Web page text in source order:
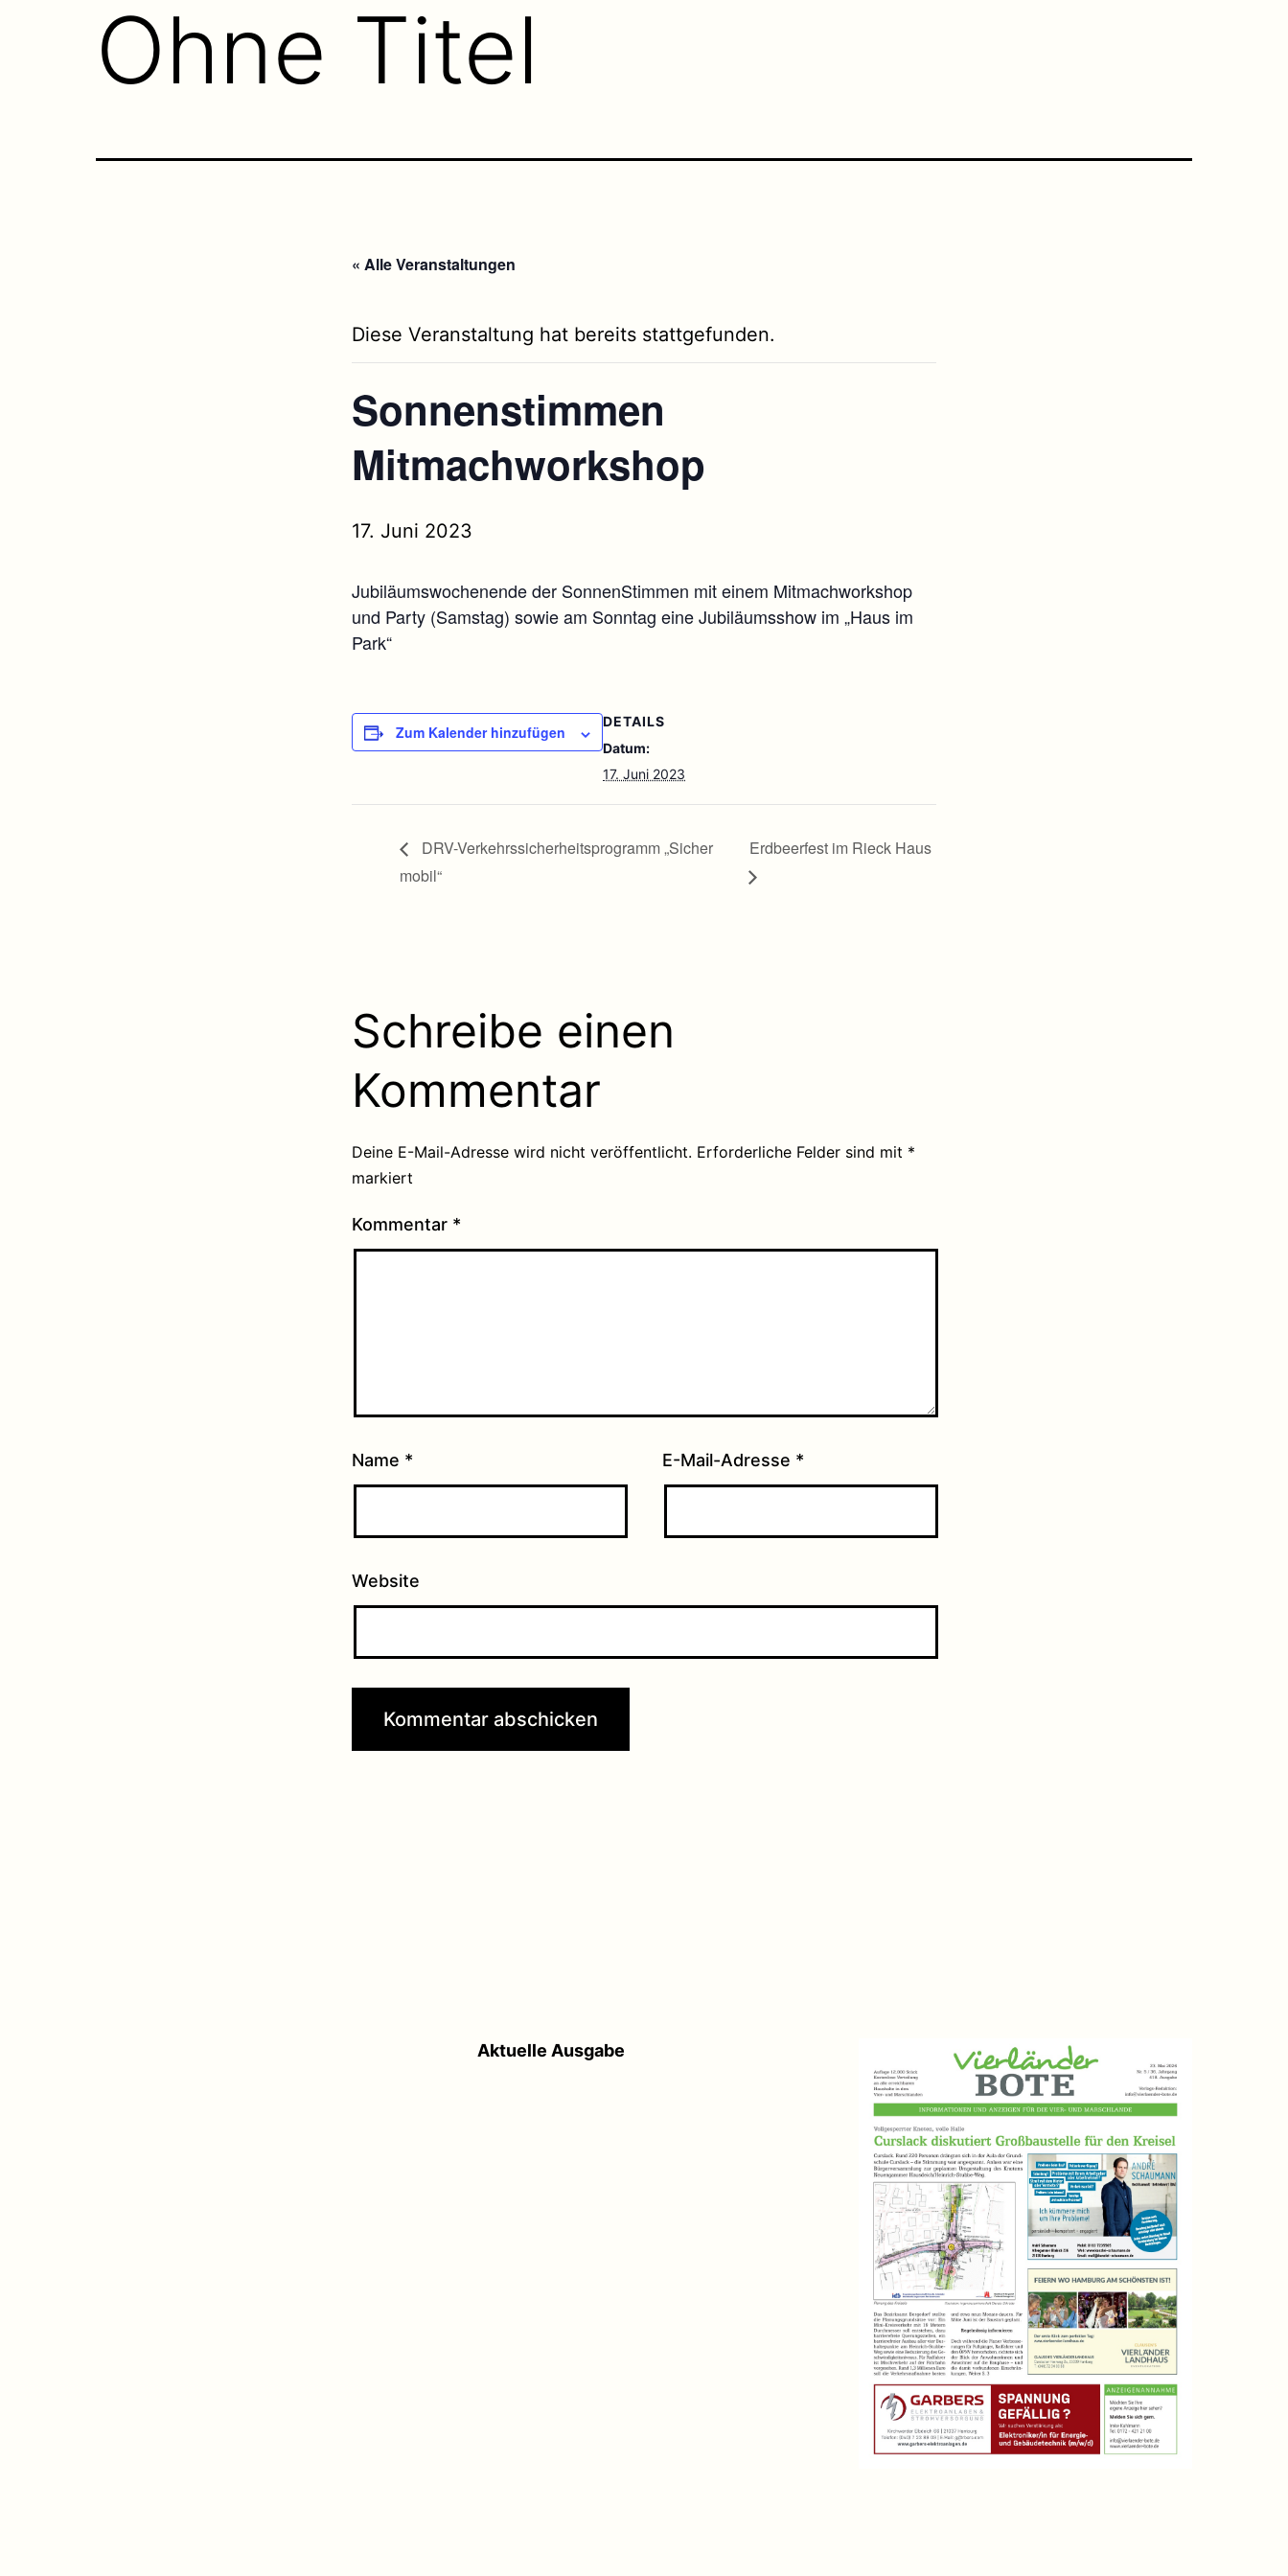
Ohne Titel
« Alle Veranstaltungen
Diese Veranstaltung hat bereits stattgefunden.
Sonnenstimmen
Mitmachworkshop
17. Juni 2023
Jubiläumswochenende der SonnenStimmen mit einem Mitmachworkshop
und Party (Samstag) sowie am Sonntag eine Jubiläumsshow im „Haus im
Park“
Zum Kalender hinzufügen
DETAILS
Datum:
17. Juni 2023
DRV-Verkehrssicherheitsprogramm „Sicher
mobil“
Erdbeerfest im Rieck Haus
Schreibe einen
Kommentar
Deine E-Mail-Adresse wird nicht veröffentlicht. Erforderliche Felder sind mit *
markiert
Kommentar *
Name * E-Mail-Adresse *
Website
Aktuelle Ausgabe